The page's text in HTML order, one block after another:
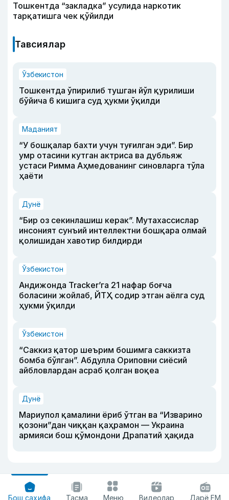
Тошкентда “закладка” усулида наркотик
тарқатишга чек қўйилди
Тавсиялар
Ўзбекистон
Тошкентда ўпирилиб тушган йўл қурилиши
бўйича 6 кишига суд ҳукми ўқилди
Маданият
“У бошқалар бахти учун туғилган эди”. Бир
умр отасини кутган актриса ва дубльяж
устаси Римма Аҳмедованинг синовларга тўла
ҳаёти
Дунё
“Бир оз секинлашиш керак”. Мутахассислар
инсоният сунъий интеллектни бошқара олмай
қолишидан хавотир билдирди
Ўзбекистон
Андижонда Tracker’га 21 нафар боғча
боласини жойлаб, ЙТҲ содир этган аёлга суд
ҳукми ўқилди
Ўзбекистон
“Саккиз қатор шеърим бошимга саккизта
бомба бўлган”. Абдулла Ориповни сиёсий
айбловлардан асраб қолган воқеа
Дунё
Мариупол қамалини ёриб ўтган ва “Изварино
қозони”дан чиққан қаҳрамон — Украина
армияси бош қўмондони Драпатий ҳақида
Бош саҳифа Тасма Меню Видеолар Дарё FM